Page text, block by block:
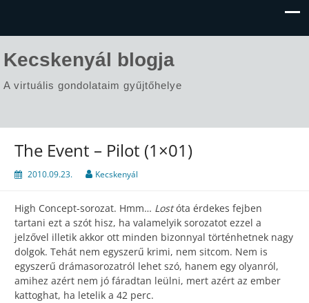
Kecskenyál blogja
A virtuális gondolataim gyűjtőhelye
The Event – Pilot (1×01)
2010.09.23. Kecskenyál
High Concept-sorozat. Hmm… Lostóta érdekes fejben
tartani ezt a szót hisz, ha valamelyik sorozatot ezzel a
jelzővel illetik akkor ott minden bizonnyal történhetnek nagy
dolgok. Tehát nem egyszerű krimi, nem sitcom. Nem is
egyszerű drámasorozatról lehet szó, hanem egy olyanról,
amihez azért nem jó fáradtan leülni, mert azért az ember
kattoghat, ha letelik a 42 perc.